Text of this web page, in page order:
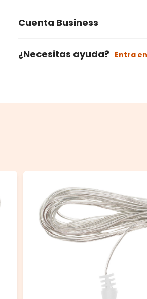
Cuenta Business
¿Necesitas ayuda? Entra